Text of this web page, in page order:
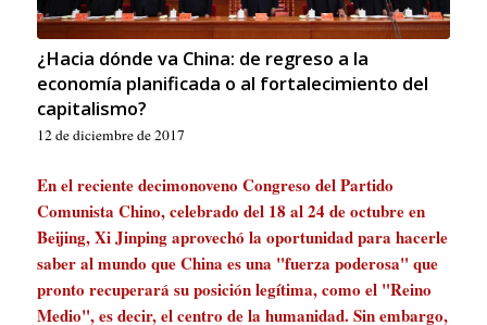
¿Hacia dónde va China: de regreso a la
economía planificada o al fortalecimiento del
capitalismo?
12 de diciembre de 2017
En el reciente decimonoveno Congreso del Partido
Comunista Chino, celebrado del 18 al 24 de octubre en
Beijing, Xi Jinping aprovechó la oportunidad para hacerle
saber al mundo que China es una "fuerza poderosa" que
pronto recuperará su posición legítima, como el "Reino
Medio", es decir, el centro de la humanidad. Sin embargo,